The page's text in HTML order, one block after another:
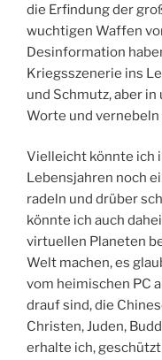
die Erfindung der
wuchtigen Waffen
Desinformation
Kriegsszenerie ins
und Schmutz, aber
Worte und vernebeln
Vielleicht könnte ich
Lebensjahren noch
radeln und drüber
könnte ich auch
virtuellen Planeten
Welt machen, es
vom heimischen PC
drauf sind, die
Christen, Juden,
erhalte ich,